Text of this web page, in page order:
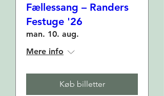
Fællessang – Randers
Festuge '26
man. 10. aug.
Mere info
Køb billetter